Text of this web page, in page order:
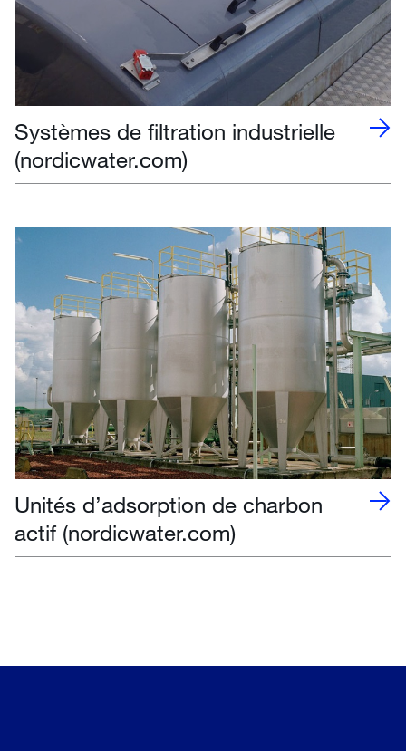
Systèmes de filtration industrielle
(nordicwater.com)
Unités d’adsorption de charbon
actif (nordicwater.com)